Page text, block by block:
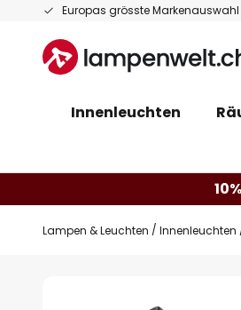
Europas grösste Markenauswahl
Zum
springen
Innenleuchten
Lampen & Leuchten Innenleuchten